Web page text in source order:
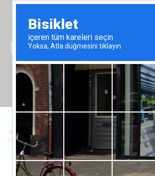
+90
+90
Anasayfa / Satılık Emlak Daire/
Grand Sapphire Resort'ta 1+1 Dairenin Satışı